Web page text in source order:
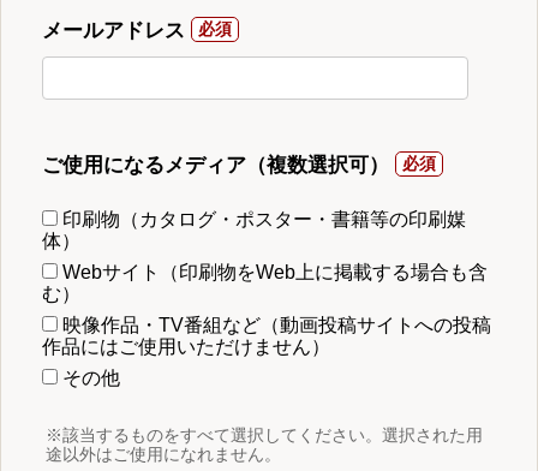
メールアドレス
ご使用になるメディア（複数選択可）
印刷物（カタログ・ポスター・書籍等の印刷媒
体）
Webサイト（印刷物をWeb上に掲載する場合も含
む）
映像作品・TV番組など（動画投稿サイトへの投稿
作品にはご使用いただけません）
その他
※該当するものをすべて選択してください。選択された用
途以外はご使用になれません。